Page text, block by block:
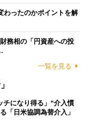
わったのかポイントを解
務相の「円資産への投
一覧を見る
チになり得る」“介入慣
「日米協調為替介入」